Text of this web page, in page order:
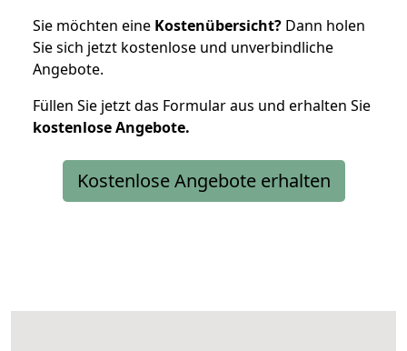
Sie möchten eine Kostenübersicht? Dann holen
Sie sich jetzt kostenlose und unverbindliche
Angebote.
Füllen Sie jetzt das Formular aus und erhalten Sie
kostenloseAngebote.
Kostenlose Angebote erhalten